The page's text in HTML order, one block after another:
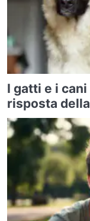
I gatti e i
risposta